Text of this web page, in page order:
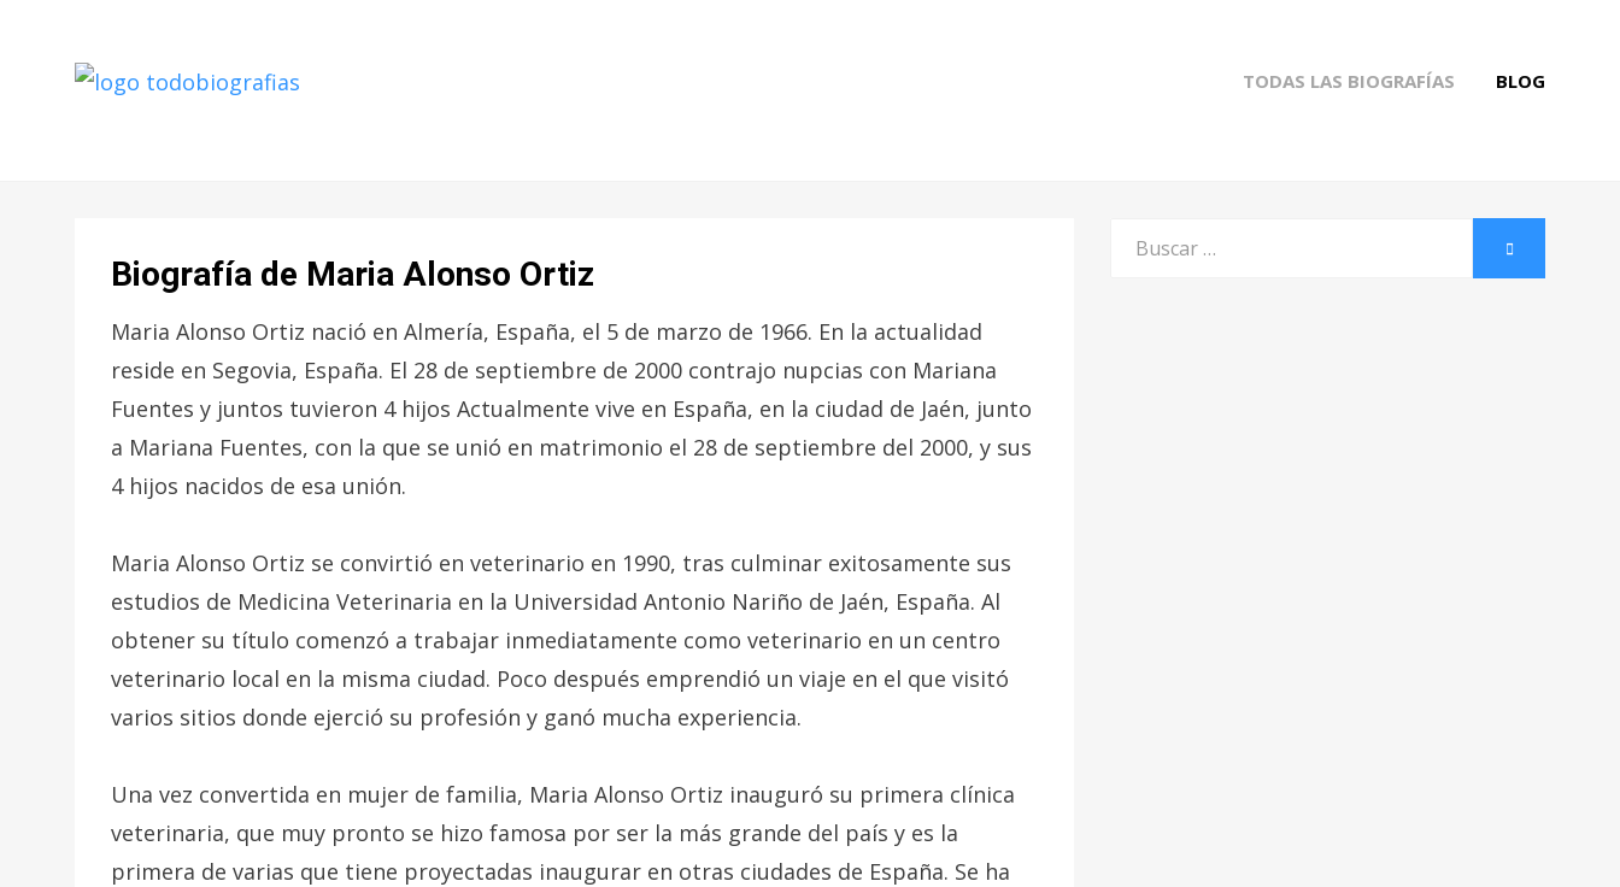
TODAS LAS BIOGRAFÍAS BLOG
Biografía de Maria Alonso Ortiz
Maria Alonso Ortiz nació en Almería, España, el 5 de marzo de 1966. En la actualidad
reside en Segovia, España. El 28 de septiembre de 2000 contrajo nupcias con Mariana
Fuentes y juntos tuvieron 4 hijos Actualmente vive en España, en la ciudad de Jaén, junto
a Mariana Fuentes, con la que se unió en matrimonio el 28 de septiembre del 2000, y sus
4 hijos nacidos de esa unión.
Maria Alonso Ortiz se convirtió en veterinario en 1990, tras culminar exitosamente sus
estudios de Medicina Veterinaria en la Universidad Antonio Nariño de Jaén, España. Al
obtener su título comenzó a trabajar inmediatamente como veterinario en un centro
veterinario local en la misma ciudad. Poco después emprendió un viaje en el que visitó
varios sitios donde ejerció su profesión y ganó mucha experiencia.
Una vez convertida en mujer de familia, Maria Alonso Ortiz inauguró su primera clínica
veterinaria, que muy pronto se hizo famosa por ser la más grande del país y es la
primera de varias que tiene proyectadas inaugurar en otras ciudades de España. Se ha
Buscar